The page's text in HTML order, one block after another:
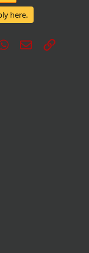
here.
WhatsApp
Е-поштаВрска